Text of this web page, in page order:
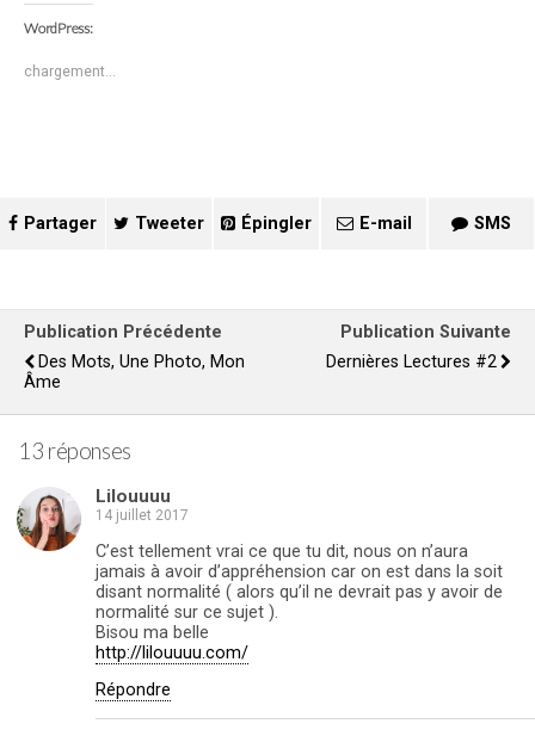
WordPress:
chargement…
Partager Tweeter Épingler E-mail SMS
Publication Précédente
Des Mots, Une Photo, Mon
Âme
Publication Suivante
Dernières Lectures #2
13 réponses
Lilouuuu
14 juillet 2017
C’est tellement vrai ce que tu dit, nous on n’aura
jamais à avoir d’appréhension car on est dans la soit
disant normalité ( alors qu’il ne devrait pas y avoir de
normalité sur ce sujet ).
Bisou ma belle
http://lilouuuu.com/
Répondre